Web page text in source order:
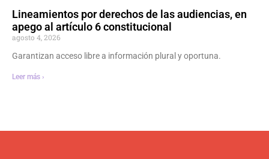
Lineamientos por derechos de las audiencias, en
apego al artículo 6 constitucional
agosto 4, 2026
Garantizan acceso libre a información plural y oportuna.
Leer más ›